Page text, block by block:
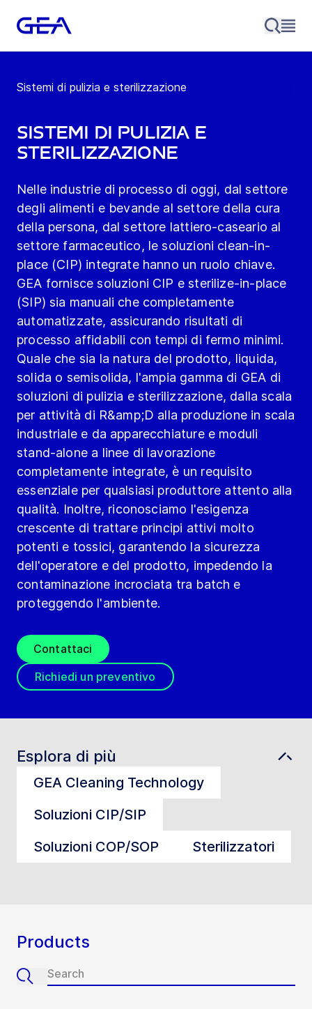
Sistemi di pulizia e sterilizzazione
Sistemi di pulizia e
sterilizzazione
Nelle industrie di processo di oggi, dal settore
degli alimenti e bevande al settore della cura
della persona, dal settore lattiero-caseario al
settore farmaceutico, le soluzioni clean-in-
place (CIP) integrate hanno un ruolo chiave.
GEA fornisce soluzioni CIP e sterilize-in-place
(SIP) sia manuali che completamente
automatizzate, assicurando risultati di
processo affidabili con tempi di fermo minimi.
Quale che sia la natura del prodotto, liquida,
solida o semisolida, l'ampia gamma di GEA di
soluzioni di pulizia e sterilizzazione, dalla scala
per attività di R&amp;D alla produzione in scala
industriale e da apparecchiature e moduli
stand-alone a linee di lavorazione
completamente integrate, è un requisito
essenziale per qualsiasi produttore attento alla
qualità. Inoltre, riconosciamo l'esigenza
crescente di trattare principi attivi molto
potenti e tossici, garantendo la sicurezza
dell'operatore e del prodotto, impedendo la
contaminazione incrociata tra batch e
proteggendo l'ambiente.
Contattaci
Richiedi un preventivo
Esplora di più
GEA Cleaning Technology
Soluzioni CIP/SIP
Soluzioni COP/SOP
Sterilizzatori
Products